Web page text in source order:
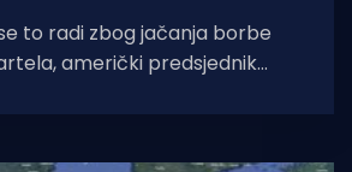
to radi zbog jačanja borbe
američki predsjednik